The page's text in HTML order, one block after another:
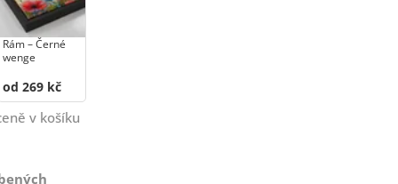
Rám –⁠⁠⁠⁠⁠⁠ Černé
wenge
od 269 kč
v košíku